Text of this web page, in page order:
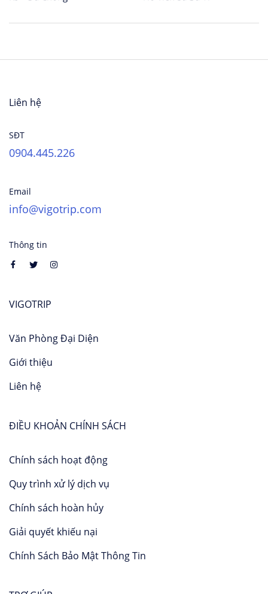
Liên hệ
SĐT
0904.445.226
Email
info@vigotrip.com
Thông tin
VIGOTRIP
Văn Phòng Đại Diện
Giới thiệu
Liên hệ
ĐIỀU KHOẢN CHÍNH SÁCH
Chính sách hoạt động
Quy trình xử lý dịch vụ
Chính sách hoàn hủy
Giải quyết khiếu nại
Chính Sách Bảo Mật Thông Tin